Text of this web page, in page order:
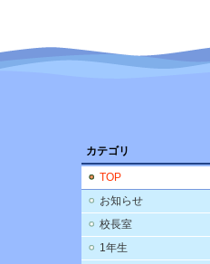
カテゴリ
TOP
お知らせ
校長室
1年生